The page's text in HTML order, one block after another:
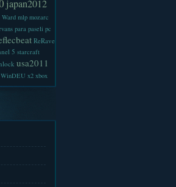
japan2012
Ward mlp mozarc
para paseli pc
ReRave
5 starcraft
usa2011
WinDEU x2 xbox